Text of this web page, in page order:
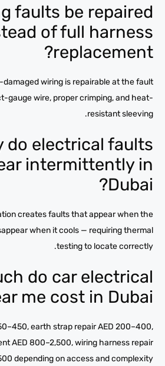
faults be repaired
of full harness
replacement?
wiring is repairable at the fault
gauge wire, proper crimping, and heat-
resistant sleeving.
do electrical faults
intermittently in
Dubai?
creates faults that appear when the
when it cools — requiring thermal
testing to locate correctly.
do car electrical
me cost in Dubai?
earth strap repair AED 200–400,
AED 800–2,500, wiring harness repair
depending on access and complexity.